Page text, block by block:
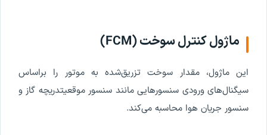
ماژولکنترلسوخت(
FCM
)
این ماژول،مقدار سوخت تزریقشده به موتور را براساس
سیگنالهای ورودی سنسورهایی مانند سنسور موقعیتدریچه گاز و
سنسور جریان هوا محاسبه میکند.